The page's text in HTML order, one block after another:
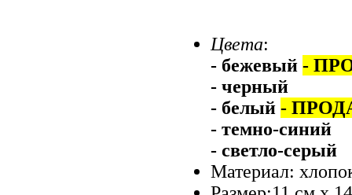
Цвета:
- бежевый -
- черный
- белый -
- темно-синий
- светло-серый
Материал: